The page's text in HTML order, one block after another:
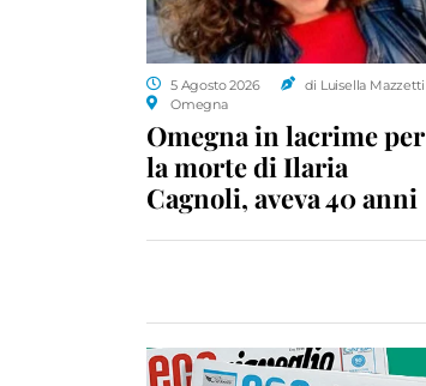
5 Agosto 2026
di Luisella Mazzetti
Omegna
Omegna in lacrime per
la morte di Ilaria
Cagnoli, aveva 40 anni